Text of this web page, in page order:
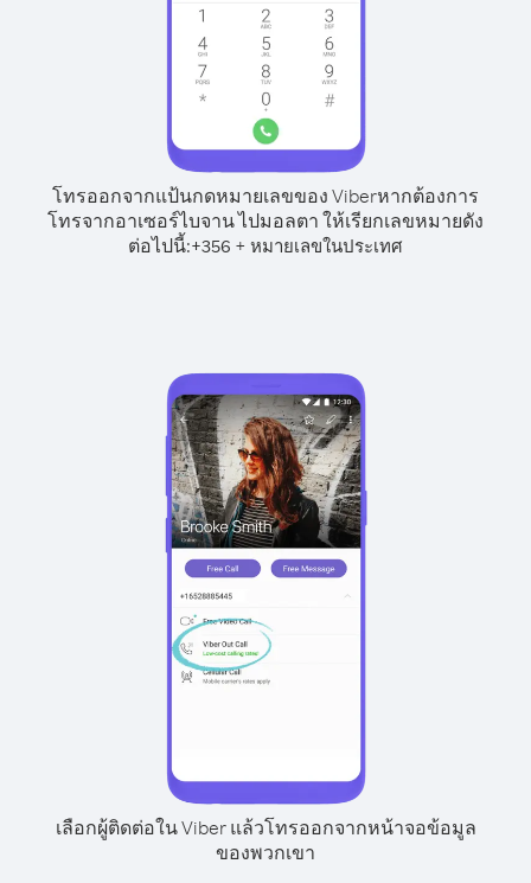
โทรออกจากแป้นกดหมายเลขของ Viberหากต้องการ
โทรจากอาเซอร์ไบจาน ไปมอลตา ให้เรียกเลขหมายดัง
ต่อไปนี้:+356 + หมายเลขในประเทศ
เลือกผู้ติดต่อใน Viber แล้วโทรออกจากหน้าจอข้อมูล
ของพวกเขา